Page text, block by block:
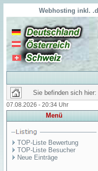
Webhosting inkl.
Sie befinden sich
07.08.2026 - 20:34 Uhr
Menü
TOP-Liste Bewertung
TOP-Liste Besucher
Neue Einträge